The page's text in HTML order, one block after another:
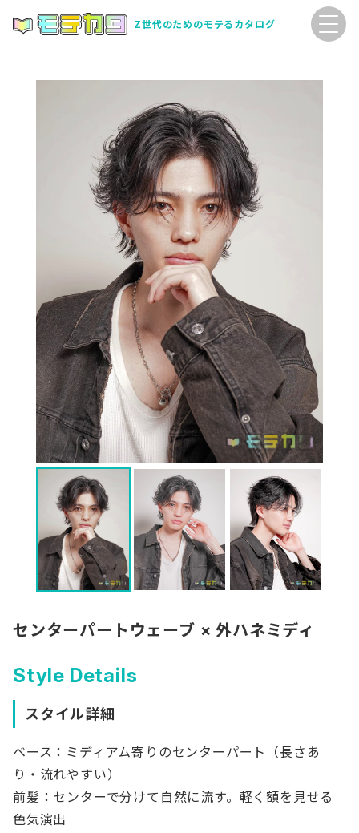
Z世代のためのモテるカタログ
センターパートウェーブ × 外ハネミディ
Style Details
スタイル詳細
ベース：ミディアム寄りのセンターパート（長さあ
り・流れやすい）
前髪：センターで分けて自然に流す。軽く額を見せる
色気演出